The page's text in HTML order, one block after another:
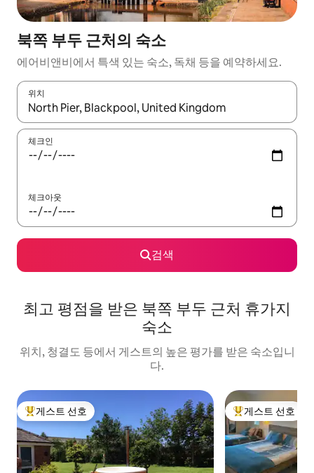
북쪽 부두 근처의 숙소
에어비앤비에서 특색 있는 숙소, 독채 등을 예약하세요.
위치
결과가 나오면 위·아래 화살표 키를 사용하거나 터치 또는 스와이
체크인
체크아웃
검색
최고 평점을 받은 북쪽 부두 근처 휴가지
숙소
위치, 청결도 등에서 게스트의 높은 평가를 받은 숙소입니
다.
상위 게스트 선호
게스트 선호 상위 게스트 선호
게스트 선호